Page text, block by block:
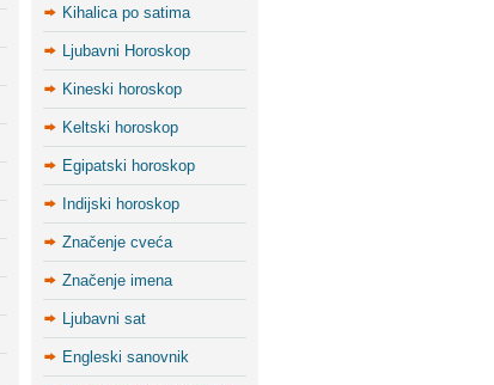
Kihalica po satima
Ljubavni Horoskop
Kineski horoskop
Keltski horoskop
Egipatski horoskop
Indijski horoskop
Značenje cveća
Značenje imena
Ljubavni sat
Engleski sanovnik